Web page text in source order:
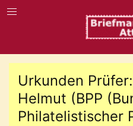
Urkunden
Helmut (BPP
Philatelistischer